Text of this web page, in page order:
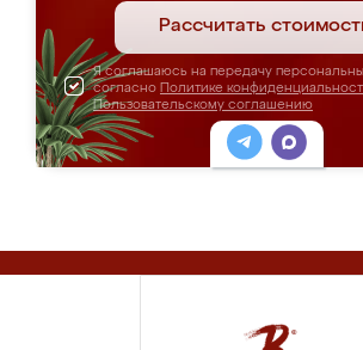
Рассчитать
Я соглашаюсь на передачу
согласно Политике
Пользовательскому соглашению